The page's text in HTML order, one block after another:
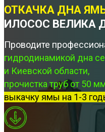
ОТКАЧКА ДНА
ИЛОСОС ВЕЛИКА
Проводите
гидродинамикой дна
и Киевской области,
прочистка труб от 50
выкачку ямы на 1-3